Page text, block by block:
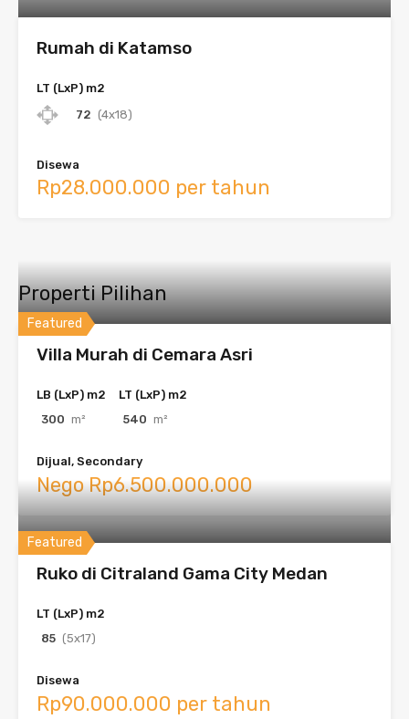
Rumah di Katamso
LT (LxP) m2
72 (4x18)
Disewa
Rp28.000.000 per tahun
Properti Pilihan
Featured
Villa Murah di Cemara Asri
LB (LxP) m2
300 m²
LT (LxP) m2
540 m²
Dijual, Secondary
Nego Rp6.500.000.000
Featured
Ruko di Citraland Gama City Medan
LT (LxP) m2
85 (5x17)
Disewa
Rp90.000.000 per tahun